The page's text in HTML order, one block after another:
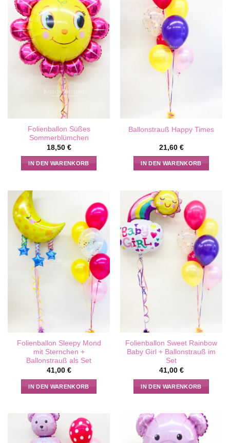
Folienballon Süßes
Sommerblümchen
18,50 €
IN DEN WARENKORB
Ballonstrauß Happy Times
21,60 €
IN DEN WARENKORB
Folienballon Sleepy Mond
mit Sternchen +
Ballonstrauß als Set
41,00 €
IN DEN WARENKORB
Folienballon Sweet Rainbow
Baby Girl + Ballonstrauß im
Set
41,00 €
IN DEN WARENKORB